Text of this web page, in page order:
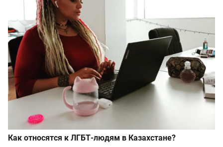
Как относятся к ЛГБТ-людям в Казахстане?